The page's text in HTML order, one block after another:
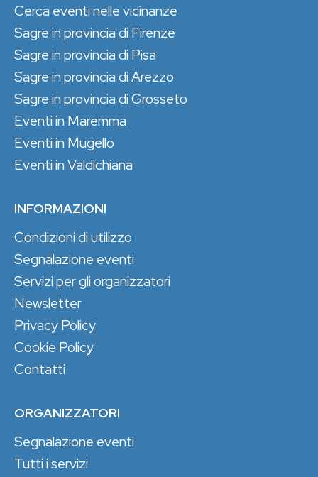
Cerca eventi nelle vicinanze
Sagre in provincia di Firenze
Sagre in provincia di Pisa
Sagre in provincia di Arezzo
Sagre in provincia di Grosseto
Eventi in Maremma
Eventi in Mugello
Eventi in Valdichiana
INFORMAZIONI
Condizioni di utilizzo
Segnalazione eventi
Servizi per gli organizzatori
Newsletter
Privacy Policy
Cookie Policy
Contatti
ORGANIZZATORI
Segnalazione eventi
Tutti i servizi